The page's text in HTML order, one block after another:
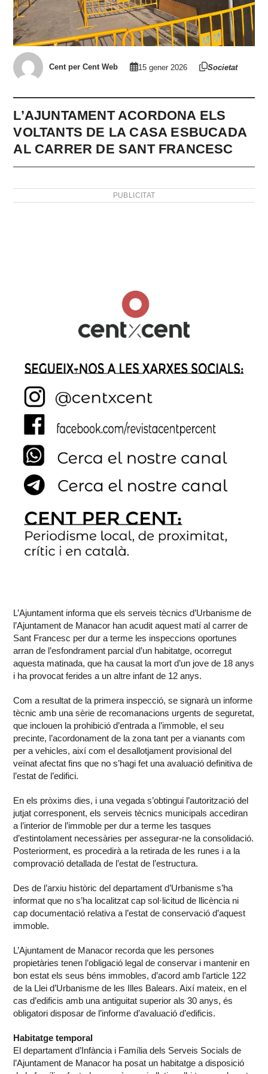
Cent per Cent Web 15 gener 2026 Societat
L’AJUNTAMENT ACORDONA ELS
VOLTANTS DE LA CASA ESBUCADA
AL CARRER DE SANT FRANCESC
PUBLICITAT
L’Ajuntament informa que els serveis tècnics d’Urbanisme de
l’Ajuntament de Manacor han acudit aquest matí al carrer de
Sant Francesc per dur a terme les inspeccions oportunes
arran de l’esfondrament parcial d’un habitatge, ocorregut
aquesta matinada, que ha causat la mort d’un jove de 18 anys
i ha provocat ferides a un altre infant de 12 anys.
Com a resultat de la primera inspecció, se signarà un informe
tècnic amb una sèrie de recomanacions urgents de seguretat,
que inclouen la prohibició d’entrada a l’immoble, el seu
precinte, l’acordonament de la zona tant per a vianants com
per a vehicles, així com el desallotjament provisional del
veïnat afectat fins que no s’hagi fet una avaluació definitiva de
l’estat de l’edifici.
En els pròxims dies, i una vegada s’obtingui l’autorització del
jutjat corresponent, els serveis tècnics municipals accediran
a l’interior de l’immoble per dur a terme les tasques
d’estintolament necessàries per assegurar-ne la consolidació.
Posteriorment, es procedirà a la retirada de les runes i a la
comprovació detallada de l’estat de l’estructura.
Des de l’arxiu històric del departament d’Urbanisme s’ha
informat que no s’ha localitzat cap sol·licitud de llicència ni
cap documentació relativa a l’estat de conservació d’aquest
immoble.
L’Ajuntament de Manacor recorda que les persones
propietàries tenen l’obligació legal de conservar i mantenir en
bon estat els seus béns immobles, d’acord amb l’article 122
de la Llei d’Urbanisme de les Illes Balears. Així mateix, en el
cas d’edificis amb una antiguitat superior als 30 anys, és
obligatori disposar de l’informe d’avaluació d’edificis.
Habitatge temporal
El departament d’Infància i Família dels Serveis Socials de
l’Ajuntament de Manacor ha posat un habitatge a disposició